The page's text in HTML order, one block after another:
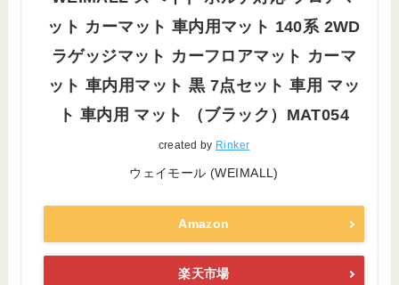
ット カーマット 車内用マット 140系 2WD
ラゲッジマット カーフロアマット カーマ
ット 車内用マット 黒 7点セット 車用 マッ
ト 車内用 マット （ブラック）MAT054
created by Rinker
ウェイモール (WEIMALL)
Amazon
楽天市場